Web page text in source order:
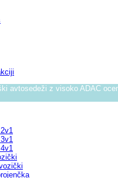
avtosedeži z visoko ADAC